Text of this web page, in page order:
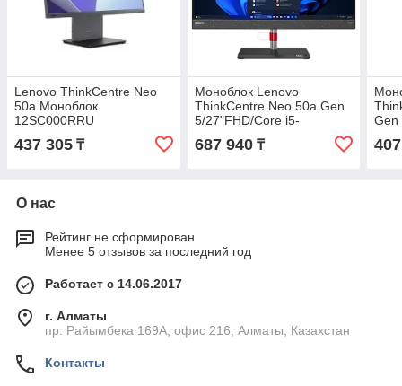
Lenovo ThinkCentre Neo
50a Моноблок
12SC000RRU
437 305 ₸
Моноблок Lenovo
ThinkCentre Neo 50a Gen
5/27"FHD/Core i5-
210H/16gb/512gb/Win pro
(12SB004YRU)
687 940₸
Gen
О нас
Рейтинг не сформирован
Менее 5 отзывов за последний год
Работает с 14.06.2017
г. Алматы
пр. Райымбека 169А, офис 216, Алматы, Казахстан
Контакты